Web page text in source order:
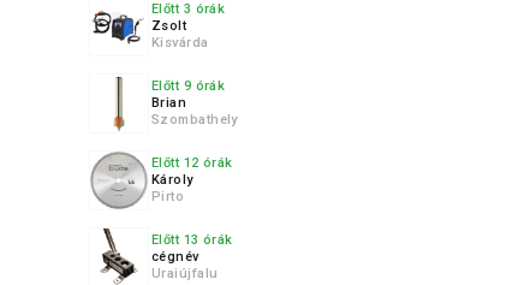
Előtt 3 órák
Zsolt
Kisvárda
Előtt 9 órák
Brian
Szombathely
Előtt 12 órák
Károly
Pirto
Előtt 13 órák
cégnév
Uraiújfalu